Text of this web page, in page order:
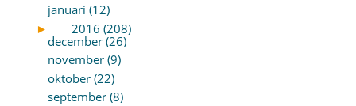
januari (12)
►
2016 (208)
december (26)
november (9)
oktober (22)
september (8)